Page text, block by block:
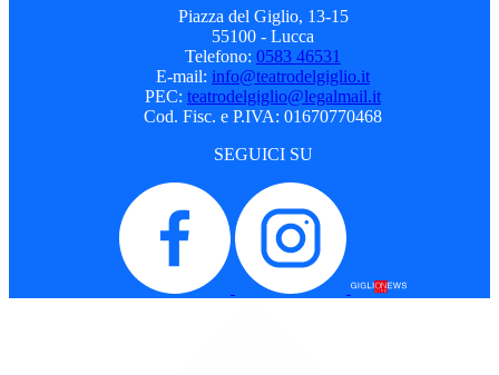
Piazza del Giglio, 13-15
55100 - Lucca
Telefono: 0583 46531
E-mail: info@teatrodelgiglio.it
PEC: teatrodelgiglio@legalmail.it
Cod. Fisc. e P.IVA: 01670770468
SEGUICI SU